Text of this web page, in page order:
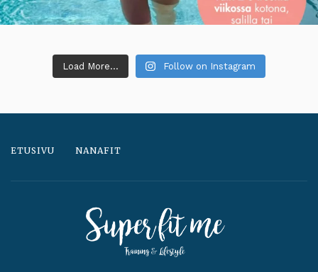
Load More... Follow on Instagram
ETUSIVU NANAFIT